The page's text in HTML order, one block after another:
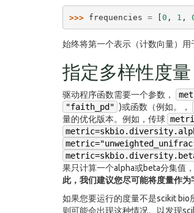
>>> frequencies = [0 , 1 ,
始终将第一个表示（计数向量）用
指定多样性度量
驱动程序函数需要一个参数，
"faith_pd" )或函数（例如。，
量的优化版本。例如，传球
果只计算一个alpha或beta分集值
此，我们建议您尽可能将度量作为
如果您要运行的度量不是scikit bio
则可能会出现这种情况。以发现